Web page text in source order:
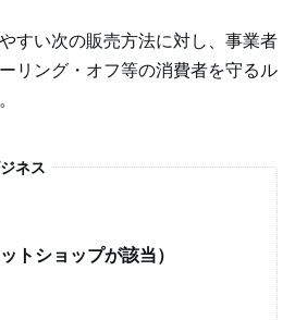
すい次の販売方法に対し、事業者
リング・オフ等の消費者を守るル
ネス
トショップが該当）